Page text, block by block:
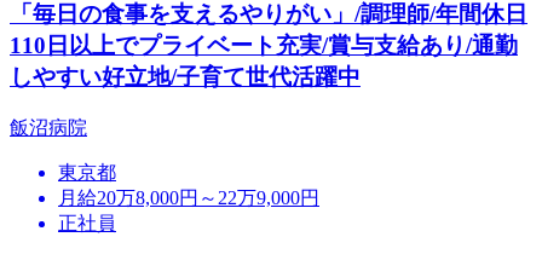
「毎日の食事を支えるやりがい」/調理師/年間休日
110日以上でプライベート充実/賞与支給あり/通勤
しやすい好立地/子育て世代活躍中
飯沼病院
東京都
月給20万8,000円～22万9,000円
正社員